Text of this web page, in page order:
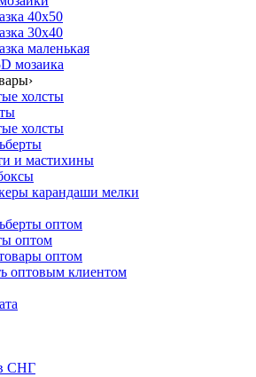
40х50
30х40
маленькая
мозаика
›
холсты
холсты
и мастихины
карандаши мелки
оптом
оптом
оптом
оптовым клиентом
СНГ